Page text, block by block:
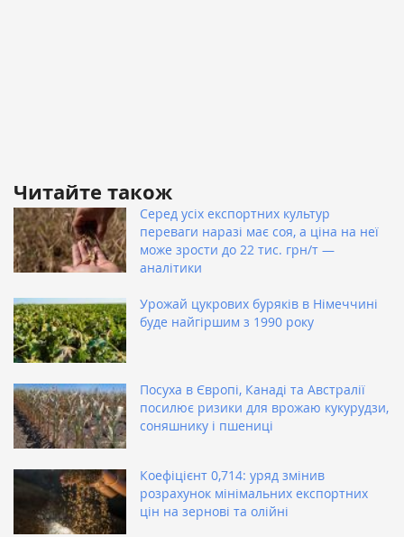
Читайте також
Серед усіх експортних культур
переваги наразі має соя, а ціна на неї
може зрости до 22 тис. грн/т —
аналітики
Урожай цукрових буряків в Німеччині
буде найгіршим з 1990 року
Посуха в Європі, Канаді та Австралії
посилює ризики для врожаю кукурудзи,
соняшнику і пшениці
Коефіцієнт 0,714: уряд змінив
розрахунок мінімальних експортних
цін на зернові та олійні